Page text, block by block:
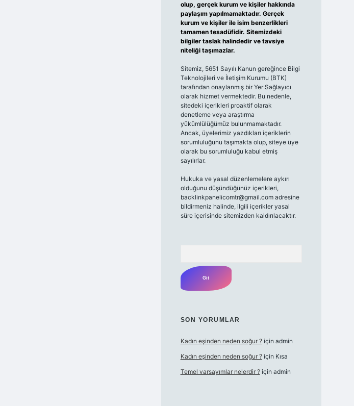
olup, gerçek kurum ve kişiler hakkında
paylaşım yapılmamaktadır. Gerçek
kurum ve kişiler ile isim benzerlikleri
tamamen tesadüfidir. Sitemizdeki
bilgiler taslak halindedir ve tavsiye
niteliği taşımazlar.
Sitemiz, 5651 Sayılı Kanun gereğince Bilgi
Teknolojileri ve İletişim Kurumu (BTK)
tarafından onaylanmış bir Yer Sağlayıcı
olarak hizmet vermektedir. Bu nedenle,
sitedeki içerikleri proaktif olarak
denetleme veya araştırma
yükümlülüğümüz bulunmamaktadır.
Ancak, üyelerimiz yazdıkları içeriklerin
sorumluluğunu taşımakta olup, siteye üye
olarak bu sorumluluğu kabul etmiş
sayılırlar.
Hukuka ve yasal düzenlemelere aykırı
olduğunu düşündüğünüz içerikleri,
backlinkpanelicomtr@gmail.comadresine
bildirmeniz halinde, ilgili içerikler yasal
süre içerisinde sitemizden kaldırılacaktır.
SON YORUMLAR
Kadın eşinden neden soğur ?için admin
Kadın eşinden neden soğur ?için Kısa
Temel varsayımlar nelerdir ?için admin